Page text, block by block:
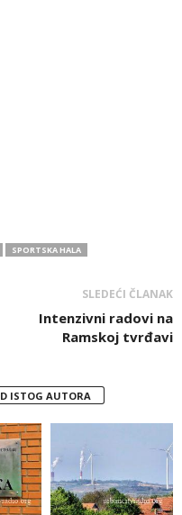
SPORTSKA HALA
SLEDEĆI ČLANAK
Intenzivni radovi na
Ramskoj tvrđavi
ISTOG AUTORA